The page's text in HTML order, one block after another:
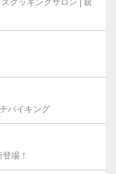
クッキングサロン | 親
バイキング
場！